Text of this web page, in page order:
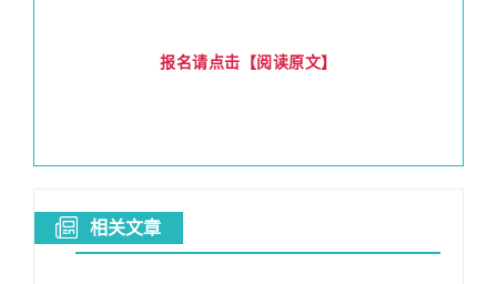
报名请点击【阅读原文】
相关文章